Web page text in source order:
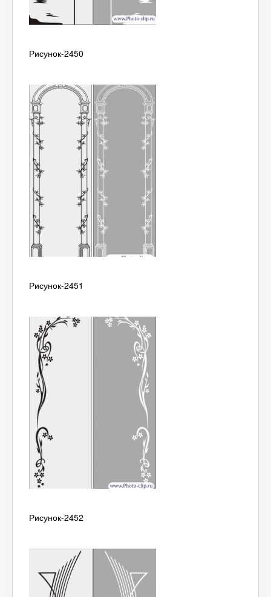
Рисунок-2450
Рисунок-2451
Рисунок-2452